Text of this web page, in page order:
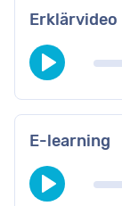
Erklärvideo
E-learning